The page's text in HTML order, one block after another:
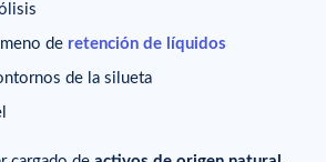
de retención de líquidos
de la silueta